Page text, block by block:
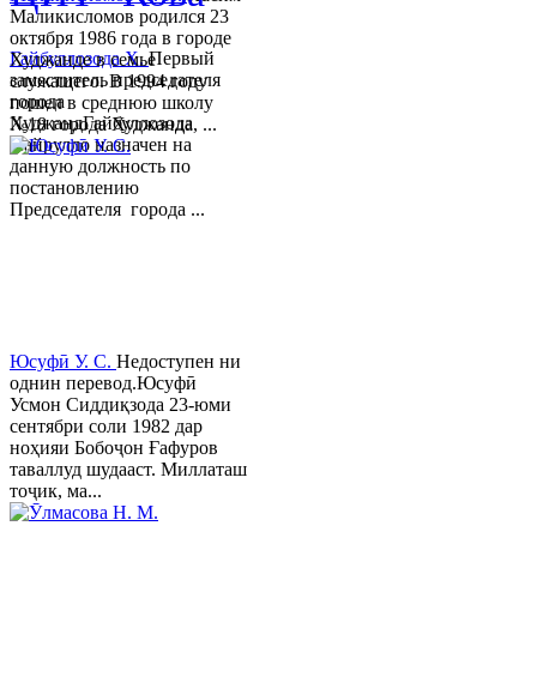
Гайбуллозода Х.Первый
заместитель председателя
города
ХуджандГайбуллозода
Хайрулло назначен на
данную должность по
постановлению
Председателя города ...
Маликисломов родился 23
октября 1986 года в городе
Худжанде в семье
служащего. В 1994 году
пошел в среднюю школу
№18 города Худжанда, ...
Юсуфӣ У. C. Недоступен ни
однин перевод.Юсуфӣ
Усмон Сиддиқзода 23-юми
сентябри соли 1982 дар
ноҳияи Бобоҷон Ғафуров
таваллуд шудааст. Миллаташ
тоҷик, ма...